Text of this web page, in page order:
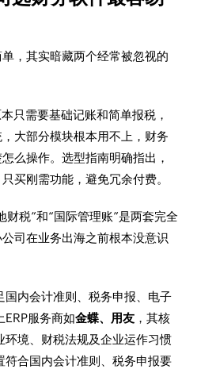
，其实暗藏两个经常被忽视的
只需要基础记账和简单报税，
大部分模块根本用不上，财务
么操作。选型指南明确指出，
买刚需功能，避免冗余付费。
财税”和“国际管理账”是两套完全
司在业务出海之前根本没意识
国内会计准则、税务申报、电子
ERP服务商如金蝶、用友 ，其核
环境、财税法规及企业运作习惯
符合国内会计准则、税务申报要